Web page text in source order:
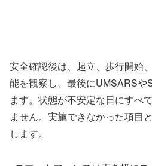
安全確認後は、起立、歩行開始
能を観察し、最後にUMSARSや
ます。状態が不安定な日にすべ
ません。実施できなかった項目
します。